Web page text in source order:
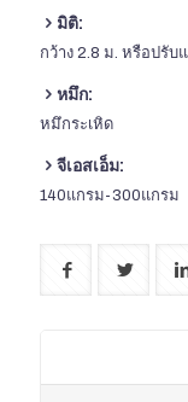
มิติ:
กว้าง 2.8 ม. หรือปรับแ
หมึก:
หมึกระเหิด
จีเอสเอ็ม:
140แกรม-300แกรม